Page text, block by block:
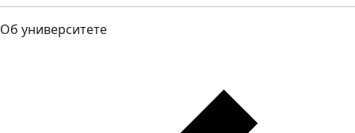
Об университете